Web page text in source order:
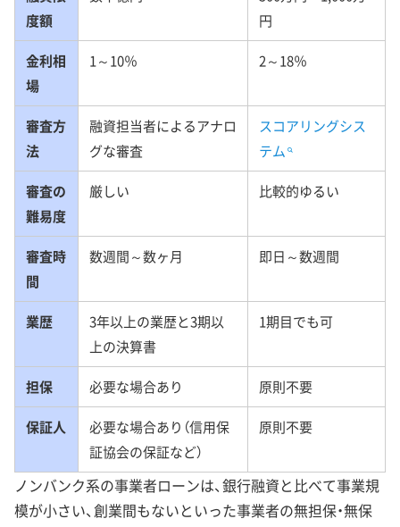
度額
円
金利相
場
1～10％ 2～18％
審査方
法
融資担当者によるアナロ
グな審査
スコアリングシス
テム
審査の
難易度
厳しい 比較的ゆるい
審査時
間
数週間～数ヶ月 即日～数週間
業歴
3年以上の業歴と3期以
上の決算書
1期目でも可
担保 必要な場合あり 原則不要
保証人
必要な場合あり（信用保
証協会の保証など）
原則不要
ノンバンク系の事業者ローンは、銀行融資と比べて事業規
模が小さい、創業間もないといった事業者の無担保・無保